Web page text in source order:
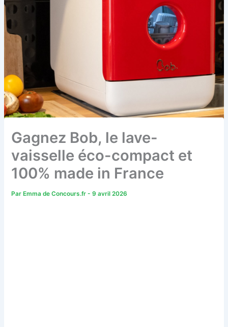
Gagnez Bob, le lave-
vaisselle éco-compact et
100% made in France
ParEmma de Concours.fr-9 avril 2026